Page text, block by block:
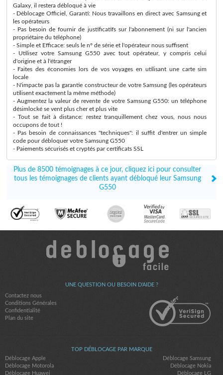
Galaxy, il restera débloqué à vie
- Déblocage Officiel, Garanti: Nous travaillons en direct avec Samsung et
les opérateurs
- Pas besoin de fournir de justificatifs sur l'abonnement (ni sur l'ancien
propriétaire du téléphone)
- Simple et Efficace: seuls le n° de série et l'opérateur nous suffisent
- Utilisez votre Samsung G550 avec tout opérateur, y compris celui
d'origine et à l'étranger
- Faites des économies lors de vos voyages en utilisant une carte sim
locale
- N'impacte pas la garantie constructeur de votre Samsung (les opérateurs
utilisent exactement la même méthode)
- Augmentez la valeur de revente de votre Samsung G550: un téléphone
désimlocké se vent plus cher et plus vite
- Tout se fait à distance: restez tranquillement chez vous, nous nous
occupons de tout !
- Pas besoin de connaissances "techniques": il suffit d'entrer un simple
code pour débloquer votre Samsung G550
- Paiements sécurisés et cryptés par certificats SSL
Plus de 8500 témoignages à ce jour, cliquez ici pour consulter
tous les témoignages de clients ayant débloqué leur Samsung
G550
UNE QUESTION OU BESOIN D'AIDE ?
Contactez nous
Conditions Générales
Confidentialité
Plan du site
TOP DÉBLOCAGE PAR MARQUE
Déblocage Apple
Déblocage Samsung
Déblocage Motorola
Déblocage Nokia
Déblocage Huawei
Déblocage LG